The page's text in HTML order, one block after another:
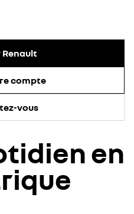
Renault
compte
vous
en